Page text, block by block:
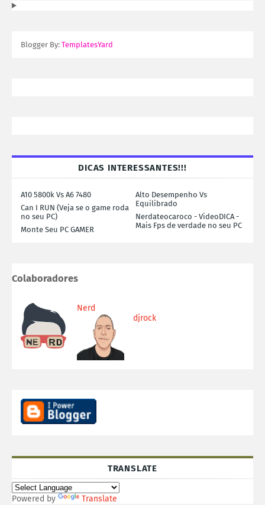
Blogger By: TemplatesYard
DICAS INTERESSANTES!!!
A10 5800k Vs A6 7480
Alto Desempenho Vs
Equilibrado
Can I RUN (Veja se o game roda
no seu PC)
Nerdateocaroco - VideoDICA -
Mais Fps de verdade no seu PC
Monte Seu PC GAMER
Colaboradores
Nerd
djrock
TRANSLATE
Powered by Translate